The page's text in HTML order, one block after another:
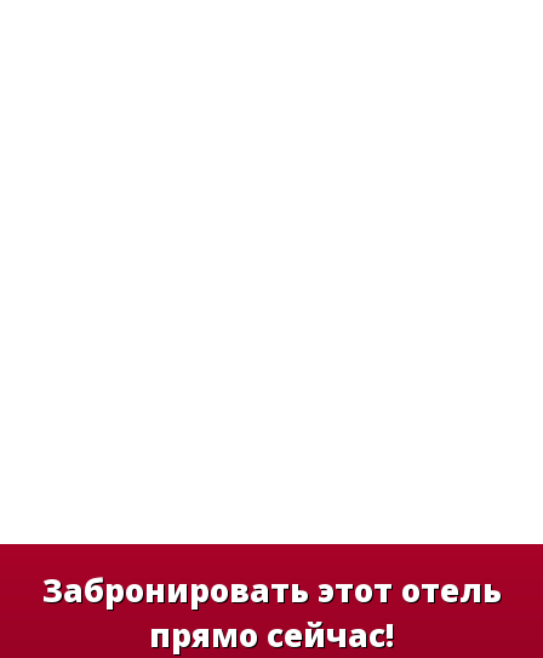
Забронировать этот отель
прямо сейчас!